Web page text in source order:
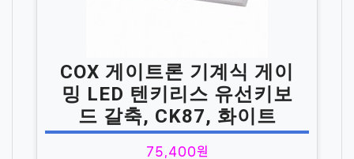
COX 게이트론 기계식 게이
밍 LED 텐키리스 유선키보
드 갈축, CK87, 화이트
75,400원